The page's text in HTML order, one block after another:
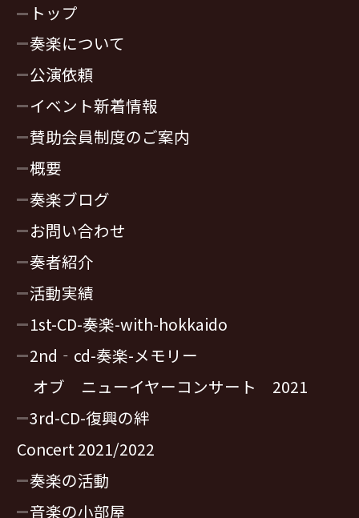
トップ
奏楽について
公演依頼
イベント新着情報
賛助会員制度のご案内
概要
奏楽ブログ
お問い合わせ
奏者紹介
活動実績
1st-CD-奏楽-with-hokkaido
2nd‐cd-奏楽-メモリー
オブ ニューイヤーコンサート 2021
3rd-CD-復興の絆
Concert 2021/2022
奏楽の活動
音楽の小部屋